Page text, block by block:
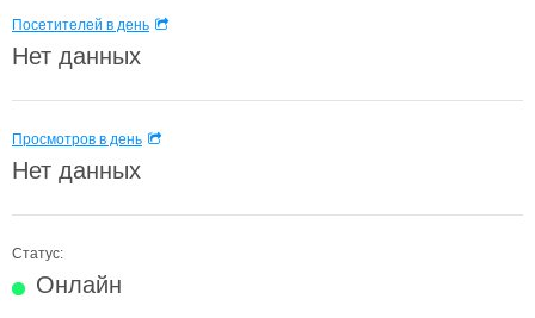
Посетителей в день
Нет данных
Просмотров в день
Нет данных
Статус:
Онлайн